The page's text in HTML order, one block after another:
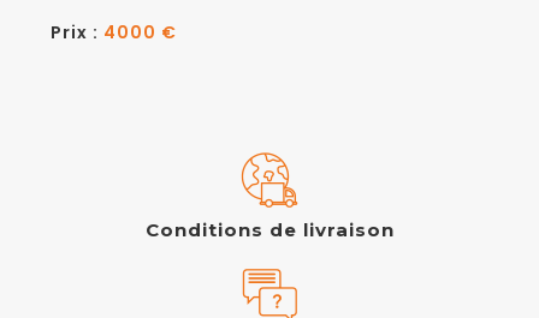
Prix : 4000 €
Conditions de livraison